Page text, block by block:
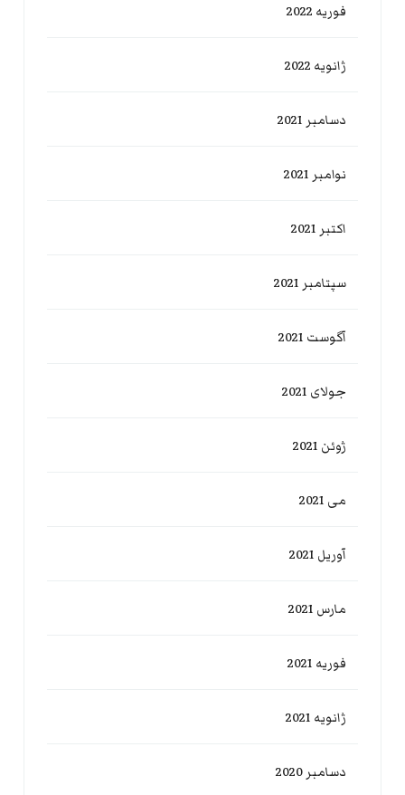
فوریه 2022
ژانویه 2022
دسامبر 2021
نوامبر 2021
اکتبر 2021
سپتامبر 2021
آگوست 2021
جولای 2021
ژوئن 2021
می 2021
آوریل 2021
مارس 2021
فوریه 2021
ژانویه 2021
دسامبر 2020